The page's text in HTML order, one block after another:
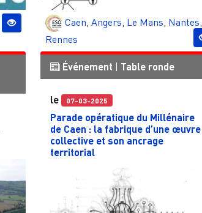
Caen,Angers, Le Mans, Nantes,
Rennes
Événement Table ronde
le 07-03-2025
Parade opératique du Millénaire
de Caen : la fabrique d’une œuvre
collective et son ancrage
territorial